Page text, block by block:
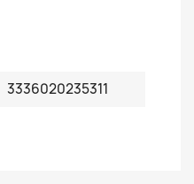
3336020235311